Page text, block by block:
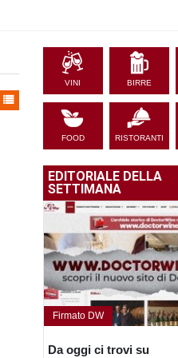
VINI BIRRE
FOOD RISTORANTI
EDITORIALE DELLA
SETTIMANA
Firmato DW
Da oggi ci trovi su